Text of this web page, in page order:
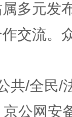
多元发
交流。
共/全民/
公网安